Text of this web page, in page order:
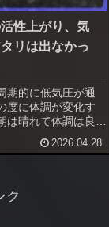
性上がり、気
リは出なかっ
期的に低気圧が通
度に体調が変化す
は晴れて体調は良
する事にした。今朝
リッドクロスが暗い
2026.04.28
ク